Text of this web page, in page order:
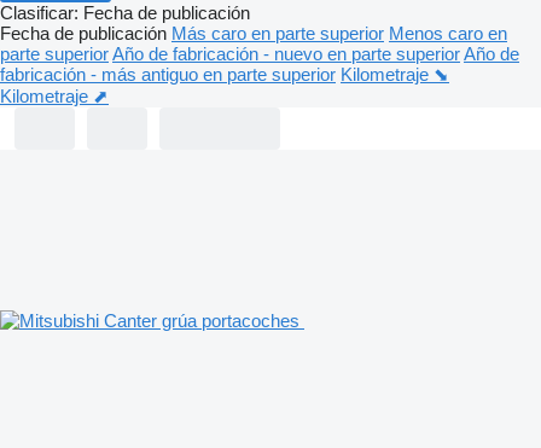
Clasificar: Fecha de publicación
Fecha de publicación Más caro en parte superior Menos caro en
parte superiorAño de fabricación - nuevo en parte superiorAño de
fabricación - más antiguo en parte superior Kilometraje ⬊
Kilometraje ⬈